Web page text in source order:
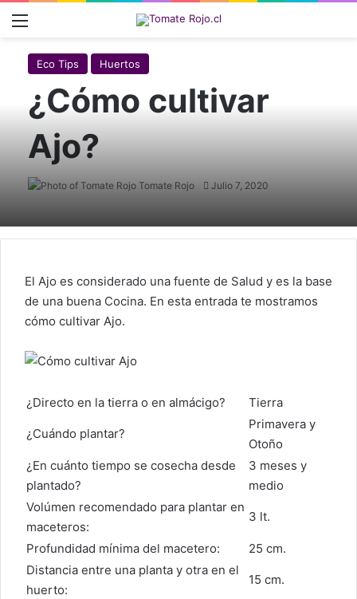
Eco Tips Huertos
¿Cómo cultivar
Ajo?
Tomate Rojo
Follow
Julio 7, 2020
El Ajo es considerado una fuente de Salud y es la base
de una buena Cocina. En esta entrada te mostramos
cómo cultivar Ajo.
¿Directo en la tierra o en almácigo? Tierra
¿Cuándo plantar?
Primavera y
Otoño
¿En cuánto tiempo se cosecha desde
plantado?
3 meses y
medio
Volúmen recomendado para plantar en
maceteros:
3 lt.
Profundidad mínima del macetero:
25 cm.
Distancia entre una planta y otra en el
huerto:
15 cm.